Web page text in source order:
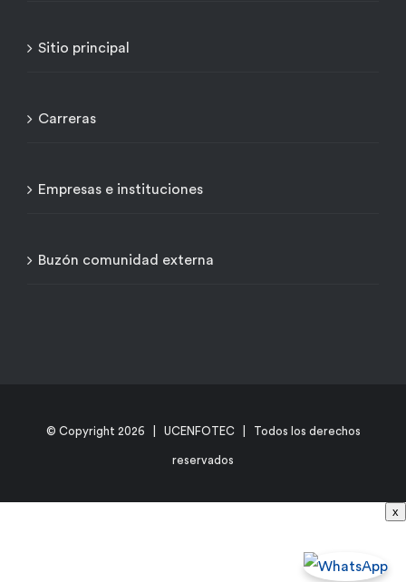
Sitio principal
Carreras
Empresas e instituciones
Buzón comunidad externa
© Copyright 2026 | UCENFOTEC | Todos los derechos
reservados
x